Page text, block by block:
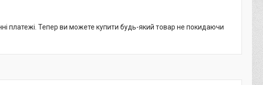
платежі. Тепер ви можете купити будь-який товар не покидаючи